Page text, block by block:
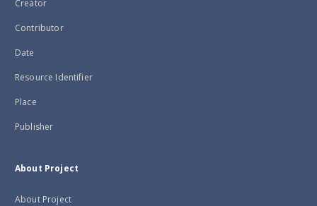
Creator
Contributor
Date
Resource Identifier
Place
Publisher
About Project
About Project